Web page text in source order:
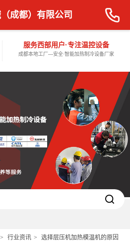
服务西部用户·专注温控设备
成都本地工厂—安全·智能加热制冷设备厂家
成都）有限公司
行业资讯 选择层压机加热模温机的原因